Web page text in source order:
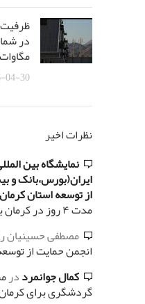
04-30
نظرات اخیر
نمایشگاه بین
از توسعه استان کرمان
مدت ۴ روز در کرمان برگزار می‌شود
مصطفی حسینیان
انجمن حمایت از
کمال جوانمرددر
گردشگری برای